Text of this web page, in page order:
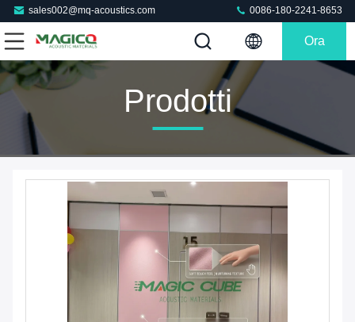
sales002@mq-acoustics.com 0086-180-2241-8653
Ora
Prodotti